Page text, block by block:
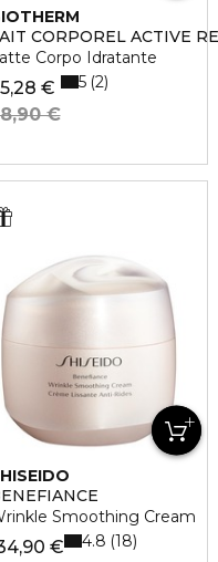
CORPOREL ACTIVE
Corpo Idratante
€
€
5 2
Smoothing Cream
€ 4.8 18